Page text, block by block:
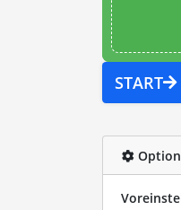
START